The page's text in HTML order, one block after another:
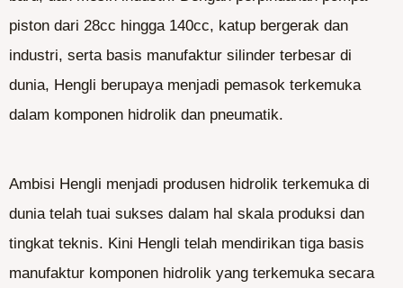
piston dari 28cc hingga 140cc, katup bergerak dan
industri, serta basis manufaktur silinder terbesar di
dunia, Hengli berupaya menjadi pemasok terkemuka
dalam komponen hidrolik dan pneumatik.
Ambisi Hengli menjadi produsen hidrolik terkemuka di
dunia telah tuai sukses dalam hal skala produksi dan
tingkat teknis. Kini Hengli telah mendirikan tiga basis
manufaktur komponen hidrolik yang terkemuka secara